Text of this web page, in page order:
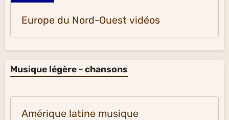
Europe du Nord-Ouest vidéos
Musique légère - chansons
Amérique latine musique